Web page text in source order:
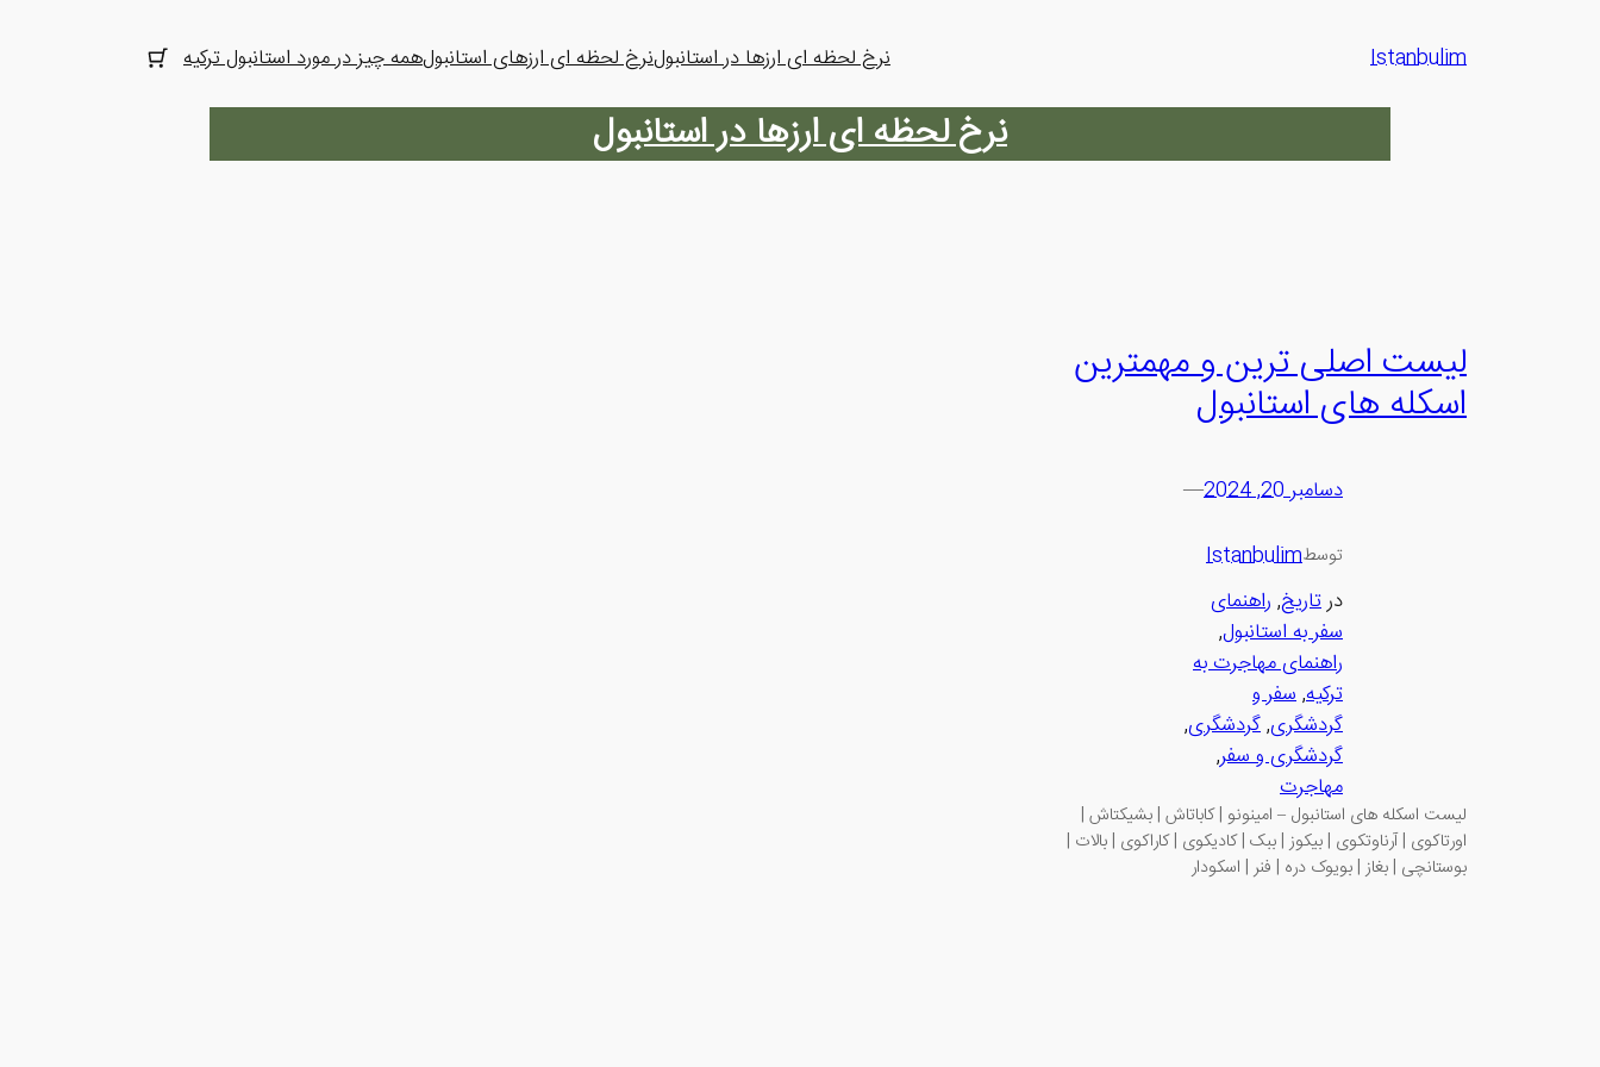
Istanbulim نرخ لحظه ای ارزها در استانبولنرخ لحظه ای ارزهای استانبولهمه چیز در مورد استانبول ترکیه
نرخ لحظه ای ارزها در استانبول
لیست اصلی ترین و مهمترین
اسکله های استانبول
دسامبر 20, 2024 —
توسطIstanbulim
درتاریخ, راهنمای
سفر به استانبول,
راهنمای مهاجرت به
ترکیه, سفر و
گردشگری, گردشگری,
گردشگری و سفر,
مهاجرت
لیست اسکله های استانبول – امینونو | کاباتاش | بشیکتاش |
اورتاکوی | آرناوتکوی | بیکوز | ببک | کادیکوی | کاراکوی | بالات |
بوستانچی | بغاز | بویوک دره | فنر | اسکودار